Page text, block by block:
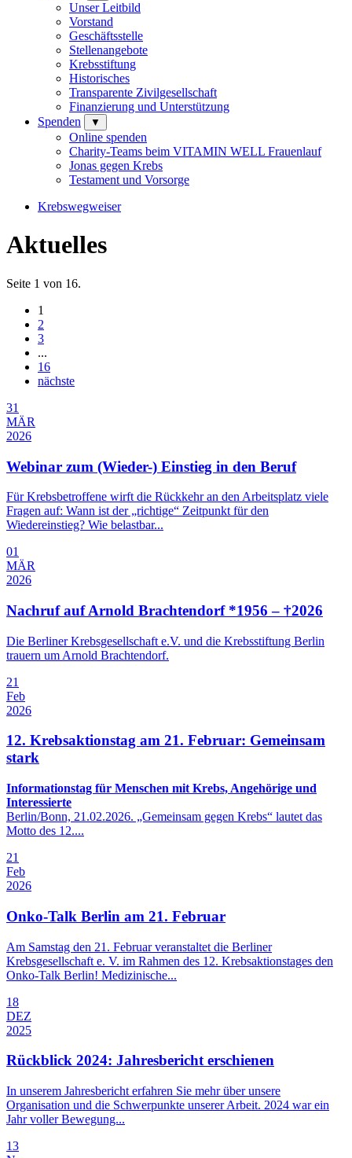
Unser Leitbild
Vorstand
Geschäftsstelle
Stellenangebote
Krebsstiftung
Historisches
Transparente Zivilgesellschaft
Finanzierung und Unterstützung
Spenden
▼
Online spenden
Charity-Teams beim VITAMIN WELL Frauenlauf
Jonas gegen Krebs
Testament und Vorsorge
Krebswegweiser
Aktuelles
Seite 1 von 16.
1
2
3
...
16
nächste
31
MÄR
2026
Webinar zum (Wieder-) Einstieg in den Beruf
Für Krebsbetroffene wirft die Rückkehr an den Arbeitsplatz viele
Fragen auf: Wann ist der „richtige“ Zeitpunkt für den
Wiedereinstieg? Wie belastbar...
01
MÄR
2026
Nachruf auf Arnold Brachtendorf *1956 – †2026
Die Berliner Krebsgesellschaft e.V. und die Krebsstiftung Berlin
trauern um Arnold Brachtendorf.
21
Feb
2026
12. Krebsaktionstag am 21. Februar: Gemeinsam
stark
Informationstag für Menschen mit Krebs, Angehörige und
Interessierte
Berlin/Bonn, 21.02.2026. „Gemeinsam gegen Krebs“ lautet das
Motto des 12....
21
Feb
2026
Onko-Talk Berlin am 21. Februar
Am Samstag den 21. Februar veranstaltet die Berliner
Krebsgesellschaft e. V. im Rahmen des 12. Krebsaktionstages den
Onko-Talk Berlin! Medizinische...
18
DEZ
2025
Rückblick 2024: Jahresbericht erschienen
In unserem Jahresbericht erfahren Sie mehr über unsere
Organisation und die Schwerpunkte unserer Arbeit. 2024 war ein
Jahr voller Bewegung...
13